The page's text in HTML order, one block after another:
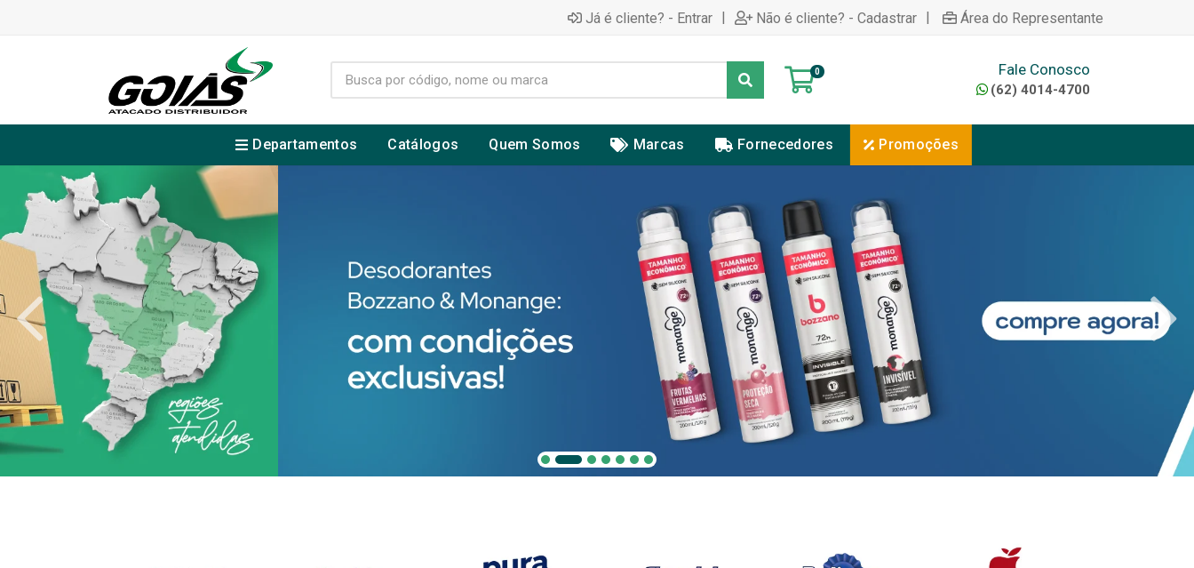
Já é cliente? - Entrar | Não é cliente? - Cadastrar | Área do Representante
0 Fale Conosco
(62) 4014-4700
Departamentos Catálogos Quem Somos Marcas Fornecedores Promoções